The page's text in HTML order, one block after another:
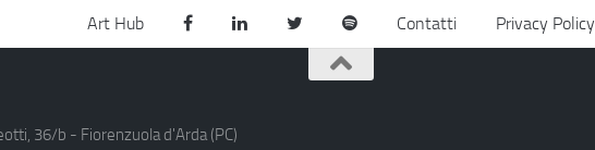
Art Hub Contatti Privacy Policy
36/b - Fiorenzuola d'Arda (PC)